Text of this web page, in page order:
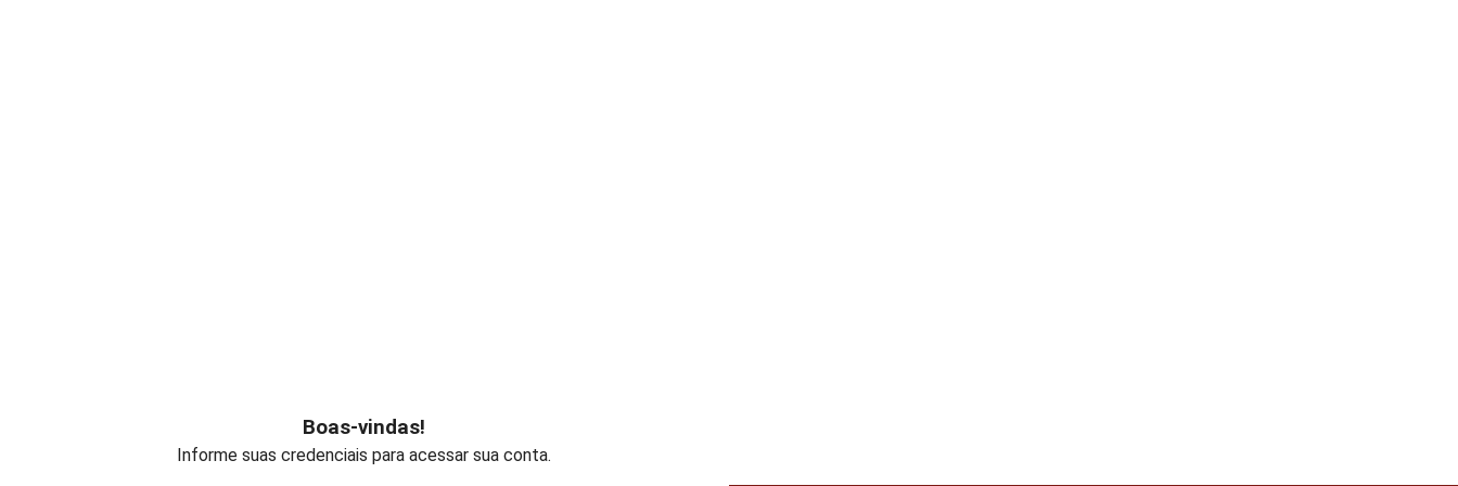
Boas-vindas!
Informe suas credenciais para acessar sua conta.